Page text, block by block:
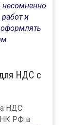
несомненно
работ и
оформлять
НДС с
НДС
НК РФ в